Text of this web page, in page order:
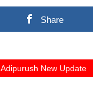
Share
Adipurush New Update